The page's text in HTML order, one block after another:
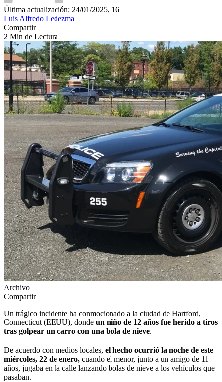
Última actualización: 24/01/2025, 16
Luis Alfredo Ledezma
Compartir
2 Min de Lectura
Archivo
Compartir
Un trágico incidente ha conmocionado a la ciudad de Hartford,
Connecticut (EEUU), donde un niño de 12 años fue herido a tiros
tras golpear un carro con una bola de nieve.
De acuerdo con medios locales, el hecho ocurrió la noche de este
miércoles, 22 de enero, cuando el menor, junto a un amigo de 11
años, jugaba en la calle lanzando bolas de nieve a los vehículos que
pasaban.